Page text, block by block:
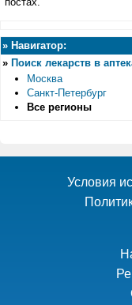
» Навигатор:
» Поиск лекарств в
Москва
Санкт-Петербург
Все регионы
Условия